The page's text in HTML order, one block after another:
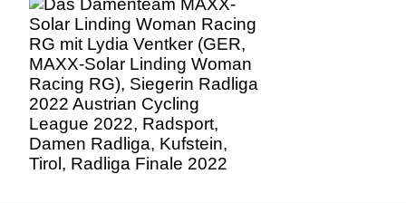
Racing RG), Siegerin Radliga
2022 Austrian Cycling
League 2022, Radsport,
Damen Radliga, Kufstein,
Tirol, Radliga Finale 2022